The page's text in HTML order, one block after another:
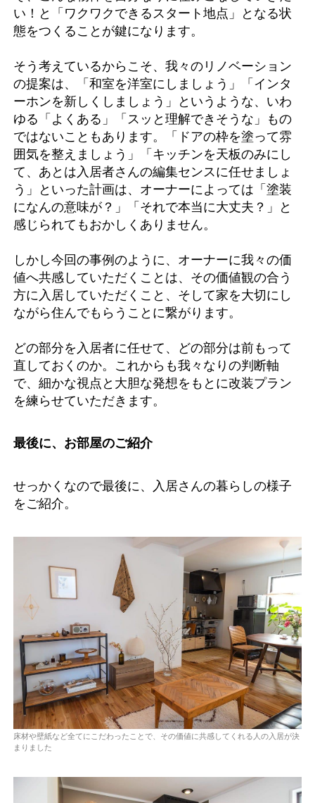
い！と「ワクワクできるスタート地点」となる状
態をつくることが鍵になります。
そう考えているからこそ、我々のリノベーション
の提案は、「和室を洋室にしましょう」「インタ
ーホンを新しくしましょう」というような、いわ
ゆる「よくある」「スッと理解できそうな」もの
ではないこともあります。「ドアの枠を塗って雰
囲気を整えましょう」「キッチンを天板のみにし
て、あとは入居者さんの編集センスに任せましょ
う」といった計画は、オーナーによっては「塗装
になんの意味が？」「それで本当に大丈夫？」と
感じられてもおかしくありません。
しかし今回の事例のように、オーナーに我々の価
値へ共感していただくことは、その価値観の合う
方に入居していただくこと、そして家を大切にし
ながら住んでもらうことに繋がります。
どの部分を入居者に任せて、どの部分は前もって
直しておくのか。これからも我々なりの判断軸
で、細かな視点と大胆な発想をもとに改装プラン
を練らせていただきます。
最後に、お部屋のご紹介
せっかくなので最後に、入居さんの暮らしの様子
をご紹介。
床材や壁紙など全てにこだわったことで、その価値に共感してくれる人の入居が決
まりました